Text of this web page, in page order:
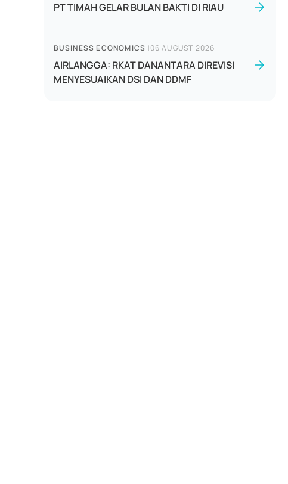
PT TIMAH GELAR BULAN BAKTI DI RIAU
BUSINESS ECONOMICS |06 AUGUST 2026
AIRLANGGA: RKAT DANANTARA DIREVISI
MENYESUAIKAN DSI DAN DDMF